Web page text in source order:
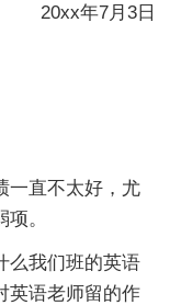
20xx年7月3日
一直不太好，尤
。
么我们班的英语
英语老师留的作